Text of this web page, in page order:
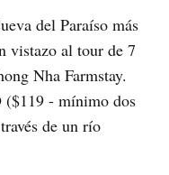
del Paraíso más
vistazo al tour de 7
Nha Farmstay.
($119 - mínimo dos
de un río